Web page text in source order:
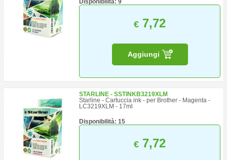
Disponibilità: 9
€ 7,72
Aggiungi
STARLINE - SSTINKB3219XLM
Starline - Cartuccia ink - per Brother - Magenta -
LC3219XLM - 17ml
Disponibilità: 15
€ 7,72